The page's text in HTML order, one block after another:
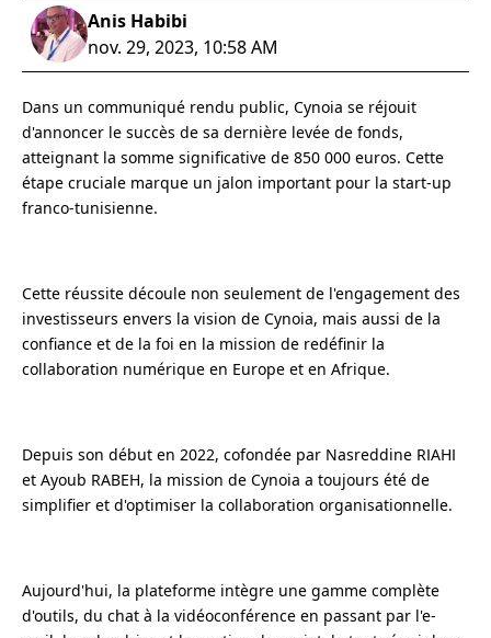
Anis Habibi
nov. 29, 2023, 10:58 AM
Dans un communiqué rendu public, Cynoia se réjouit
d'annoncer le succès de sa dernière levée de fonds,
atteignant la somme significative de 850 000 euros. Cette
étape cruciale marque un jalon important pour la start-up
franco-tunisienne.
Cette réussite découle non seulement de l'engagement des
investisseurs envers la vision de Cynoia, mais aussi de la
confiance et de la foi en la mission de redéfinir la
collaboration numérique en Europe et en Afrique.
Depuis son début en 2022, cofondée par Nasreddine RIAHI
et Ayoub RABEH, la mission de Cynoia a toujours été de
simplifier et d'optimiser la collaboration organisationnelle.
Aujourd'hui, la plateforme intègre une gamme complète
d'outils, du chat à la vidéoconférence en passant par l'e-